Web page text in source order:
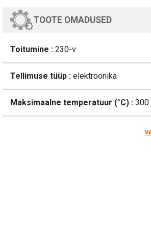
TOOTE OMADUSED
Toitumine : 230-v
Tellimuse tüüp : elektroonika
Maksimaalne temperatuur (°C) : 300